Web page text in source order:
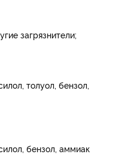
загрязнители;
толуол, бензол,
бензол, аммиак